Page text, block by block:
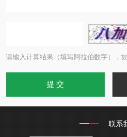
请输入计算结果（填写阿拉伯数字），
联系